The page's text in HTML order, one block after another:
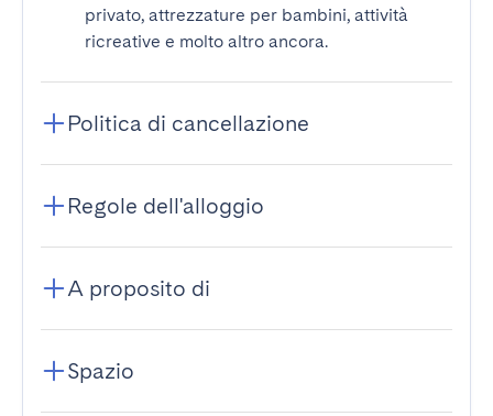
privato, attrezzature per bambini, attività
ricreative e molto altro ancora.
Politica di cancellazione
Regole dell'alloggio
A proposito di
Spazio